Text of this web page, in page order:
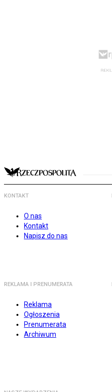
KONTAKT
O nas
Kontakt
Napisz do nas
REKLAMA I PRENUMERATA
Reklama
Ogłoszenia
Prenumerata
Archiwum